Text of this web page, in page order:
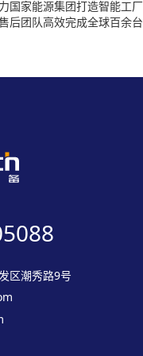
国家能源集团打造智能工
后团队高效完成全球百余
区潮秀路9号